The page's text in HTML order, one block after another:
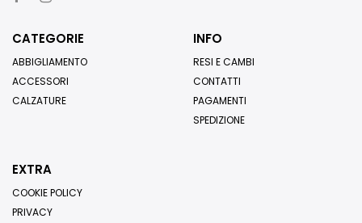
CATEGORIE
ABBIGLIAMENTO
ACCESSORI
CALZATURE
INFO
RESI E CAMBI
CONTATTI
PAGAMENTI
SPEDIZIONE
EXTRA
COOKIE POLICY
PRIVACY